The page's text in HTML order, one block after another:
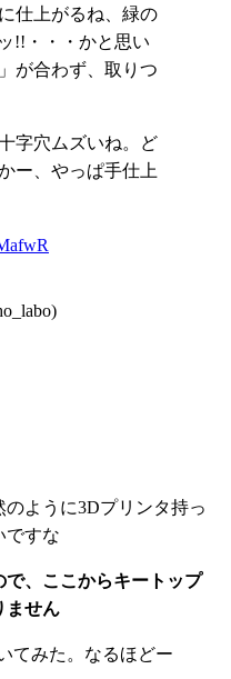
仕上がるね、緑の
!!・・・かと思い
が合わず、取りつ
字穴ムズいね。ど
ー、やっぱ手仕上
ように3Dプリンタ持っ
ですな
、ここからキートップ
ません
てみた。なるほどー